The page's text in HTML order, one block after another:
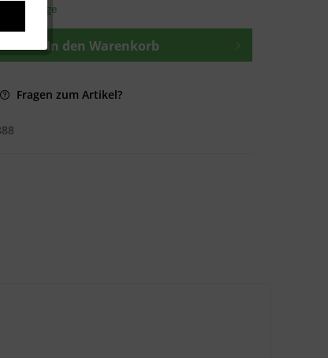
Werktage
In den Warenkorb
Fragen zum Artikel?